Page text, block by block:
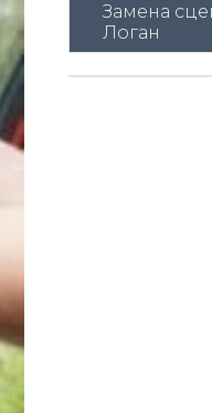
Замена
Логан